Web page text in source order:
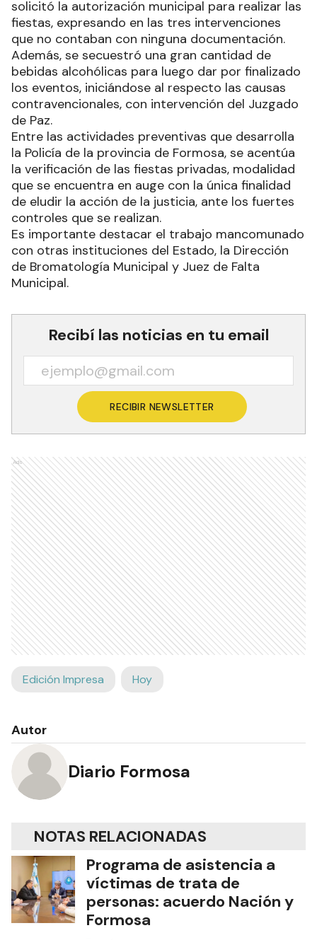
solicitó la autorización municipal para realizar las
fiestas, expresando en las tres intervenciones
que no contaban con ninguna documentación.
Además, se secuestró una gran cantidad de
bebidas alcohólicas para luego dar por finalizado
los eventos, iniciándose al respecto las causas
contravencionales, con intervención del Juzgado
de Paz.
Entre las actividades preventivas que desarrolla
la Policía de la provincia de Formosa, se acentúa
la verificación de las fiestas privadas, modalidad
que se encuentra en auge con la única finalidad
de eludir la acción de la justicia, ante los fuertes
controles que se realizan.
Es importante destacar el trabajo mancomunado
con otras instituciones del Estado, la Dirección
de Bromatología Municipal y Juez de Falta
Municipal.
Recibí las noticias en tu email
RECIBIR NEWSLETTER
Ads
Edición Impresa Hoy
Autor
Diario Formosa
NOTAS RELACIONADAS
Programa de asistencia a
víctimas de trata de
personas: acuerdo Nación y
Formosa